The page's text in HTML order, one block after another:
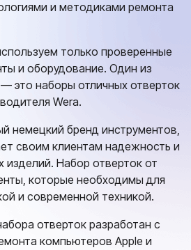
и методиками ремонта
только проверенные
и оборудование. Один из
это наборы отличных отверток
Wera.
немецкий бренд инструментов,
своим клиентам надежность и
изделий. Набор отверток от
которые необходимы для
и современной техникой.
отверток разработан с
компьютеров Apple и